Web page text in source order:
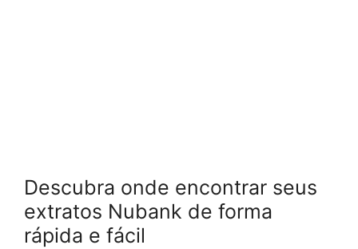
Descubra onde encontrar seus
extratos Nubank de forma
rápida e fácil